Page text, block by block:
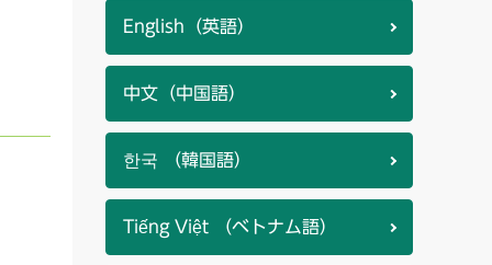
English（英語）
中文（中国語）
한국 （韓国語）
Tiếng Việt （ベトナム語）